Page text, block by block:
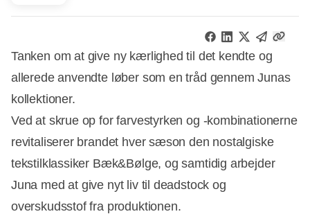
Tanken om at give ny kærlighed til det kendte og
allerede anvendte løber som en tråd gennem Junas
kollektioner.
Ved at skrue op for farvestyrken og -kombinationerne
revitaliserer brandet hver sæson den nostalgiske
tekstilklassiker Bæk&Bølge, og samtidig arbejder
Juna med at give nyt liv til deadstock og
overskudsstof fra produktionen.